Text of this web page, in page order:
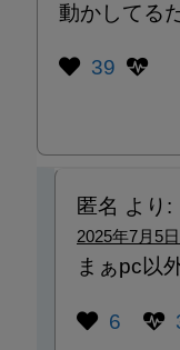
動かしてる
39
匿名 より:
2025年7月5
まぁpc以
6